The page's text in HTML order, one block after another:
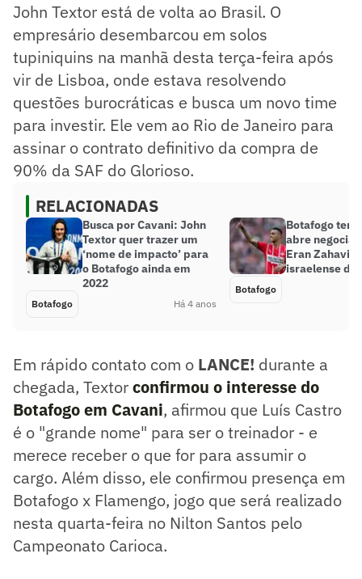
John Textor está de volta ao Brasil. O
empresário desembarcou em solos
tupiniquins na manhã desta terça-feira após
vir de Lisboa, onde estava resolvendo
questões burocráticas e busca um novo time
para investir. Ele vem ao Rio de Janeiro para
assinar o contrato definitivo da compra de
90% da SAF do Glorioso.
RELACIONADAS
Busca por Cavani: John
Textor quer trazer um
‘nome de impacto’ para
o Botafogo ainda em
2022
Botafogo Há 4 anos
Botafogo tem
abre
Eran Zahavi,
israelense do
Botafogo
Em rápido contato com o LANCE! durante a
chegada, Textorconfirmou o interesse do
Botafogo em Cavani, afirmou que Luís Castro
é o "grande nome" para ser o treinador - e
merece receber o que for para assumir o
cargo. Além disso, ele confirmou presença em
Botafogo x Flamengo, jogo que será realizado
nesta quarta-feira no Nilton Santos pelo
Campeonato Carioca.